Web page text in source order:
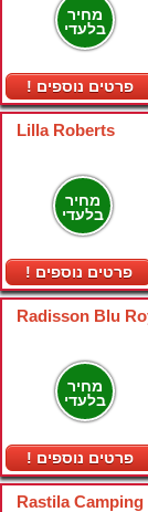
מחיר
בלעדי
! פרטים נוספים
Lilla Roberts
מחיר
בלעדי
! פרטים נוספים
Radisson Blu
מחיר
בלעדי
! פרטים נוספים
Rastila